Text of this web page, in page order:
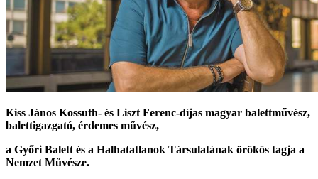
Kiss János Kossuth- és Liszt Ferenc-díjas magyar balettművész,
balettigazgató, érdemes művész,
a Győri Balett és a Halhatatlanok Társulatának örökös tagja a
Nemzet Művésze.